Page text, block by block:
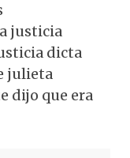
justicia
dicta
julieta
dijo que era